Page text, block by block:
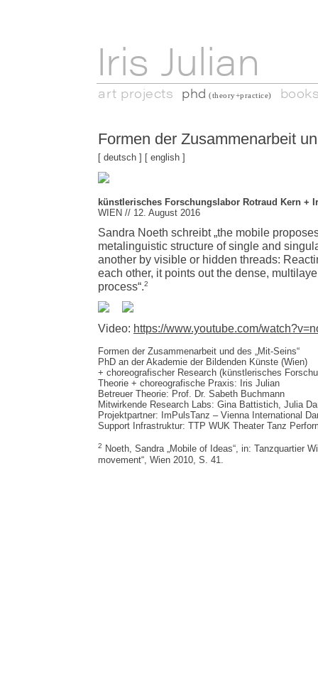
Iris Julian
art projects phd (theory+practice)
Formen der Zusammenarbeit
[ deutsch ] [ english ]
künstlerisches Forschungslabor Rotraud Kern +
WIEN // 12. August 2016
Sandra Noeth schreibt „the mobile
metalinguistic structure of single and
another by visible or hidden threads:
each other, it points out the dense,
process“.2
Video: https://www.youtube.com/
Formen der Zusammenarbeit und des „Mit-Seins“
PhD an der Akademie der Bildenden Künste (Wien)
+ choreografischer Research (künstlerisches
Theorie + choreografische Praxis: Iris Julian
Betreuer Theorie: Prof. Dr. Sabeth Buchmann
Mitwirkende Research Labs: Gina Battistich, Julia
Projektpartner: ImPulsTanz – Vienna International
Support Infrastruktur: TTP WUK Theater Tanz
2
Noeth, Sandra „Mobile of Ideas“, in: Tanzquartier
movement“, Wien 2010, S. 41.